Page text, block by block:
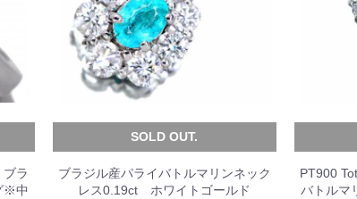
ブラ
※中
SOLD OUT.
ブラジル産パライバトルマリンネック
レス0.19ct ホワイトゴールド
PT900
バトルマ